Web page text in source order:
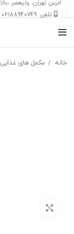
ادرس تهران، ‎وليعصر ،بالاتر از طالقاني ،كوچه گيلان،پلاک ۱،داروخانه شفا مركزي
تلفن: 02188940749
خانه مکمل های غذایی